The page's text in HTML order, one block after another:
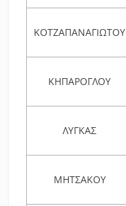
ΚΟΤΖΑΠΑΝΑΓΙΩΤΟΥ
ΚΗΠΑΡΟΓΛΟΥ
ΛΥΓΚΑΣ
ΜΗΤΣΑΚΟΥ